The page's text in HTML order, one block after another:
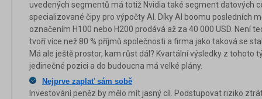
uvedených segmentů má totiž Nvidia také segment datových
specializované čipy pro výpočty AI. Díky AI boomu posledních
označením H100 nebo H200 prodává až za 40 000 USD. Není
tvoří více než 80 % příjmů společnosti a firma jako taková se
Má ale ještě prostor, kam růst dál? Kvartální výsledky z tohoto
jedinečné pozici a do budoucna má velké plány.
Nejprve zaplať sám sobě
Investování peněz by mělo mít jasný cíl. Podstupovat riziko